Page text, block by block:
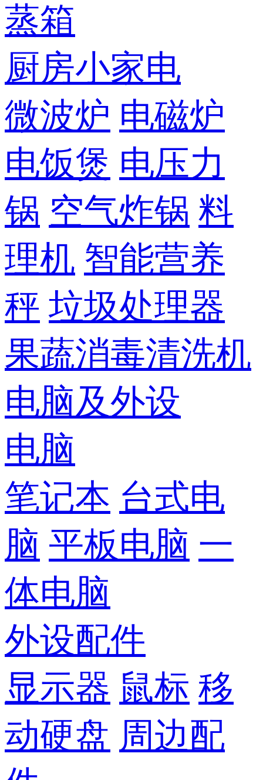
蒸箱
厨房小家电
微波炉 电磁炉
电饭煲 电压力
锅 空气炸锅 料
理机 智能营养
秤 垃圾处理器
果蔬消毒清洗机
电脑及外设
电脑
笔记本 台式电
脑 平板电脑 一
体电脑
外设配件
显示器 鼠标 移
动硬盘 周边配